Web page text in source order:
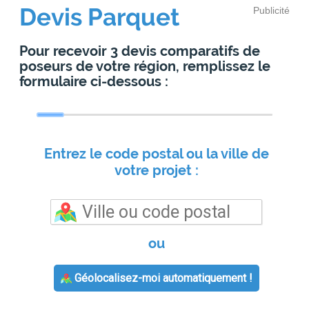
Publicité
Devis Parquet
Pour recevoir 3 devis comparatifs de
poseurs de votre région, remplissez le
formulaire ci-dessous :
Entrez le code postal ou la ville de
votre projet :
ou
Géolocalisez-moi automatiquement !